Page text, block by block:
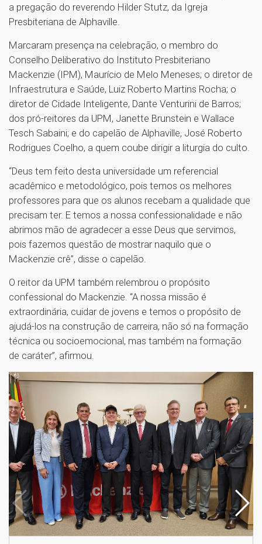
a pregação do reverendo Hilder Stutz, da Igreja
Presbiteriana de Alphaville.
Marcaram presença na celebração, o membro do
Conselho Deliberativo do Instituto Presbiteriano
Mackenzie (IPM), Maurício de Melo Meneses; o diretor de
Infraestrutura e Saúde, Luiz Roberto Martins Rocha; o
diretor de Cidade Inteligente, Dante Venturini de Barros;
dos pró-reitores da UPM, Janette Brunstein e Wallace
Tesch Sabaini; e do capelão de Alphaville, José Roberto
Rodrigues Coelho, a quem coube dirigir a liturgia do culto.
“Deus tem feito desta universidade um referencial
acadêmico e metodológico, pois temos os melhores
professores para que os alunos recebam a qualidade que
precisam ter. E temos a nossa confessionalidade e não
abrimos mão de agradecer a esse Deus que servimos,
pois fazemos questão de mostrar naquilo que o
Mackenzie crê”, disse o capelão.
O reitor da UPM também relembrou o propósito
confessional do Mackenzie. “A nossa missão é
extraordinária, cuidar de jovens e temos o propósito de
ajudá-los na construção de carreira, não só na formação
técnica ou socioemocional, mas também na formação
de caráter”, afirmou.